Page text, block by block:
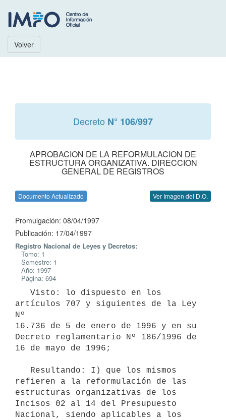
Volver
Decreto N° 106/997
APROBACION DE LA REFORMULACION DE
ESTRUCTURA ORGANIZATIVA. DIRECCION
GENERAL DE REGISTROS
Documento Actualizado Ver Imagen del D.O.
Promulgación: 08/04/1997
Publicación: 17/04/1997
Registro Nacional de Leyes y Decretos:
Tomo: 1
Semestre: 1
Año: 1997
Página: 694
artículos 707 y siguientes de la Ley
Nº
16.736 de 5 de enero de 1996 y en su
Decreto reglamentario Nº 186/1996 de
16 de mayo de 1996;
refieren a la reformulación de las
estructuras organizativas de los
Incisos 02 al 14 del Presupuesto
Nacional, siendo aplicables a los